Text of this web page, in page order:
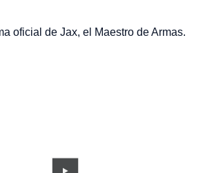
oficial de Jax, el Maestro de Armas.